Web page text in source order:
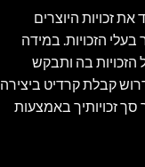
את זכויות היוצרים
הזכויות. במידה
הזכויות בה ותבקש
קבלת קרדיט ביצירה
סך זכויותיך באמצעות